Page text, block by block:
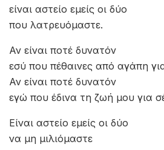
είναι αστείο εμείς οι δύο
που λατρευόμαστε.
Αν είναι ποτέ δυνατόν
εσύ που πέθαινες από αγάπη
Αν είναι ποτέ δυνατόν
εγώ που έδινα τη ζωή μου για
Είναι αστείο εμείς οι δύο
να μη μιλιόμαστε